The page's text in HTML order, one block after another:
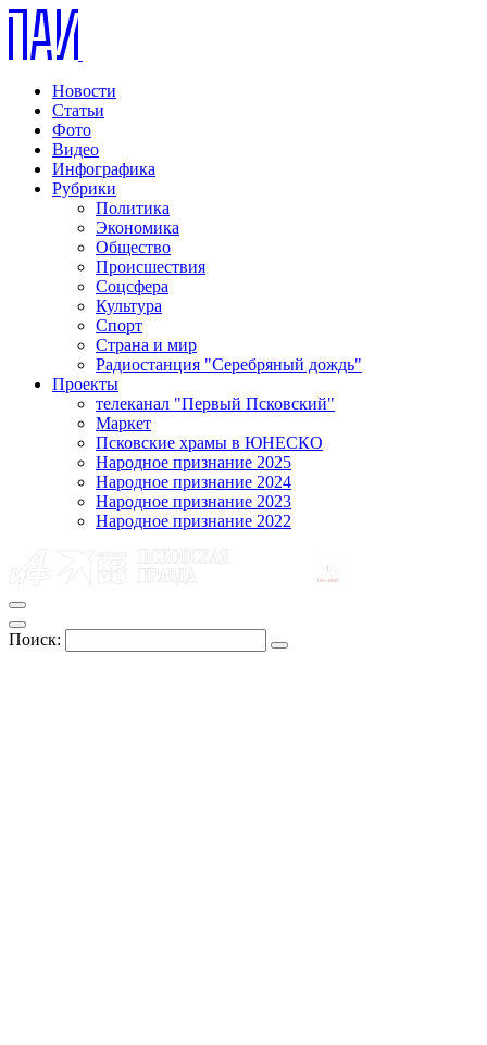
Новости
Статьи
Фото
Видео
Инфографика
Рубрики
Политика
Экономика
Общество
Происшествия
Соцсфера
Культура
Спорт
Страна и мир
Радиостанция "Серебряный дождь"
Проекты
телеканал "Первый Псковский"
Маркет
Псковские храмы в ЮНЕСКО
Народное признание 2025
Народное признание 2024
Народное признание 2023
Народное признание 2022
Поиск: